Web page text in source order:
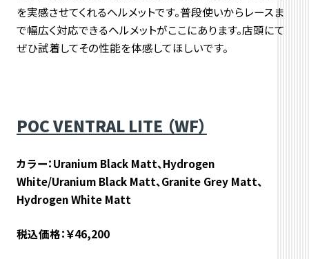
を実感させてくれるヘルメットです。普段使いからレースま
で幅広く対応できるヘルメットがここにあります。店頭にて
ぜひ試着してその性能を体感してほしいです。
POC VENTRAL LITE （WF）
カラー：Uranium Black Matt、Hydrogen
White/Uranium Black Matt、Granite Grey Matt、
Hydrogen White Matt
税込価格：￥46,200